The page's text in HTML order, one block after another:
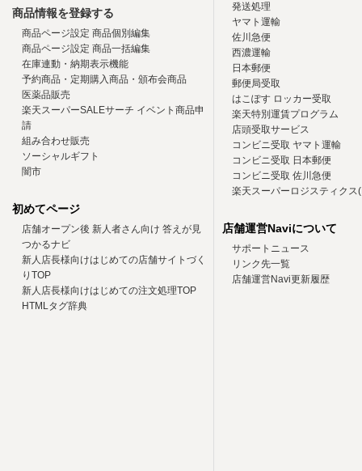
商品情報を登録する
商品ページ設定 商品個別編集
商品ページ設定 商品一括編集
在庫連動・納期表示機能
予約商品・定期購入商品・頒布会商品
医薬品販売
楽天スーパーSALEサーチ イベント商品申
請
組み合わせ販売
ソーシャルギフト
闇市
初めてページ
店舗オープン後 新人者さん向け 答えが見
つかるナビ
新人店長様向けはじめての店舗サイトづく
りTOP
新人店長様向けはじめての注文処理TOP
HTMLタグ辞典
発送処理
ヤマト運輸
佐川急便
西濃運輸
日本郵便
郵便局受取
はこぽす ロッカー受取
楽天特別運賃プログラム
店頭受取サービス
コンビニ受取 ヤマト運輸
コンビニ受取 日本郵便
コンビニ受取 佐川急便
楽天スーパーロジスティクス
店舗運営Naviについて
サポートニュース
リンク先一覧
店舗運営Navi更新履歴